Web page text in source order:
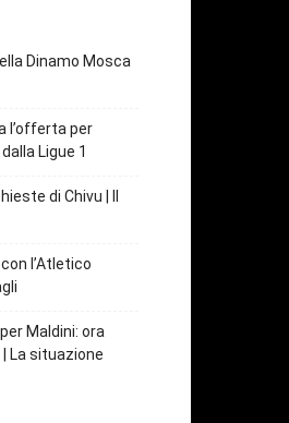
Dinamo Mosca
l’offerta per
Ligue 1
di Chivu | Il
l’Atletico
Maldini: ora
La situazione